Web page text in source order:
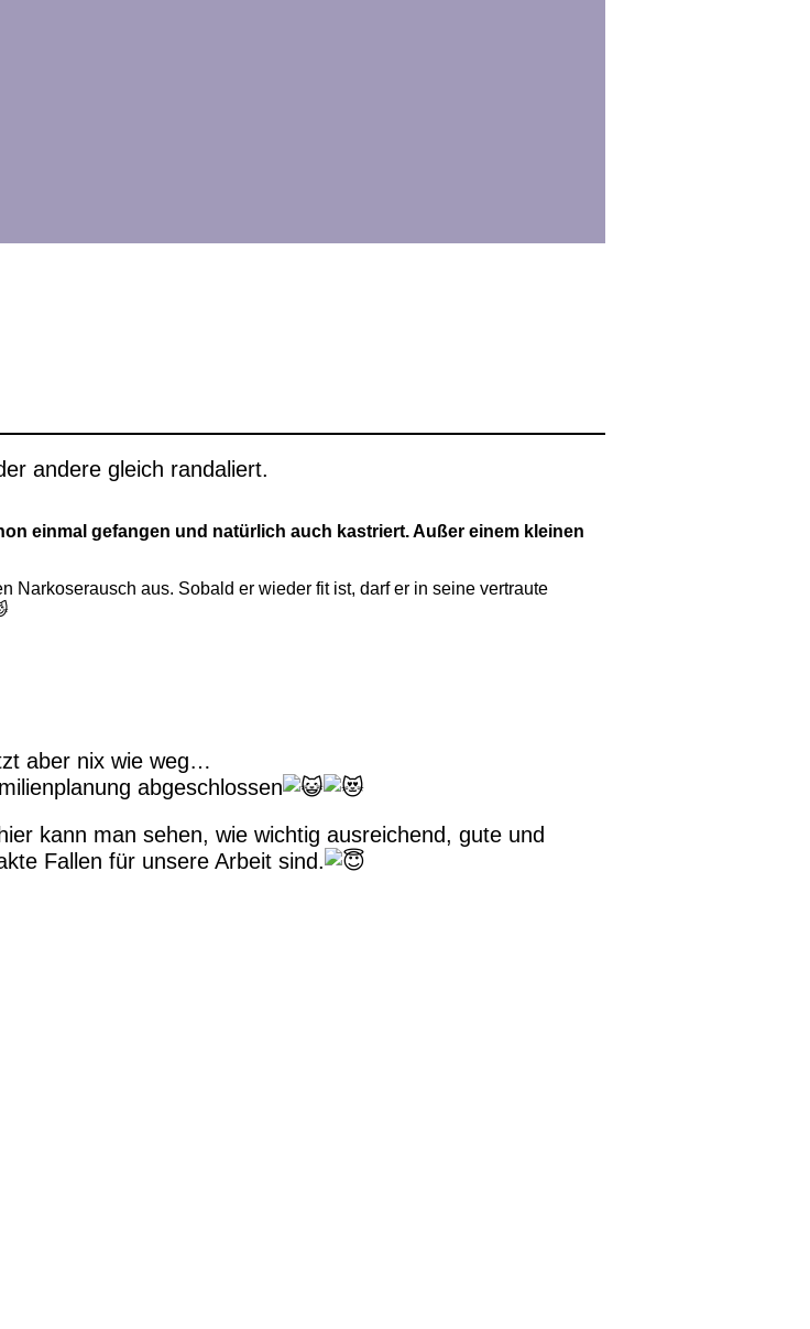
andere gleich randaliert.
einmal gefangen und natürlich auch kastriert. Außer einem kleinen
Narkoserausch aus. Sobald er wieder fit ist, darf er in seine vertraute
aber nix wie weg…
abgeschlossen
kann man sehen, wie wichtig ausreichend, gute und
Fallen für unsere Arbeit sind.